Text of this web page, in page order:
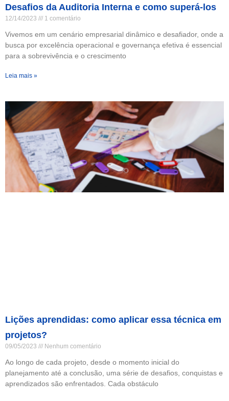
Desafios da Auditoria Interna e como superá-los
12/14/2023 1 comentário
Vivemos em um cenário empresarial dinâmico e desafiador, onde a
busca por excelência operacional e governança efetiva é essencial
para a sobrevivência e o crescimento
Leia mais »
Lições aprendidas: como aplicar essa técnica em
projetos?
09/05/2023 Nenhum comentário
Ao longo de cada projeto, desde o momento inicial do
planejamento até a conclusão, uma série de desafios, conquistas e
aprendizados são enfrentados. Cada obstáculo